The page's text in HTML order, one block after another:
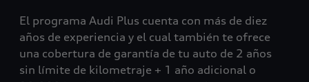
El programa Audi Plus cuenta con más de diez
años de experiencia y el cual también te ofrece
una cobertura de garantía de tu auto de 2 años
sin límite de kilometraje + 1 año adicional o